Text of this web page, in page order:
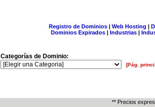
Registro de Dominios| Web Hosting |
Dominios Expirados | Industrias |
Categorías de Dominio:
[Pág.
** Precios